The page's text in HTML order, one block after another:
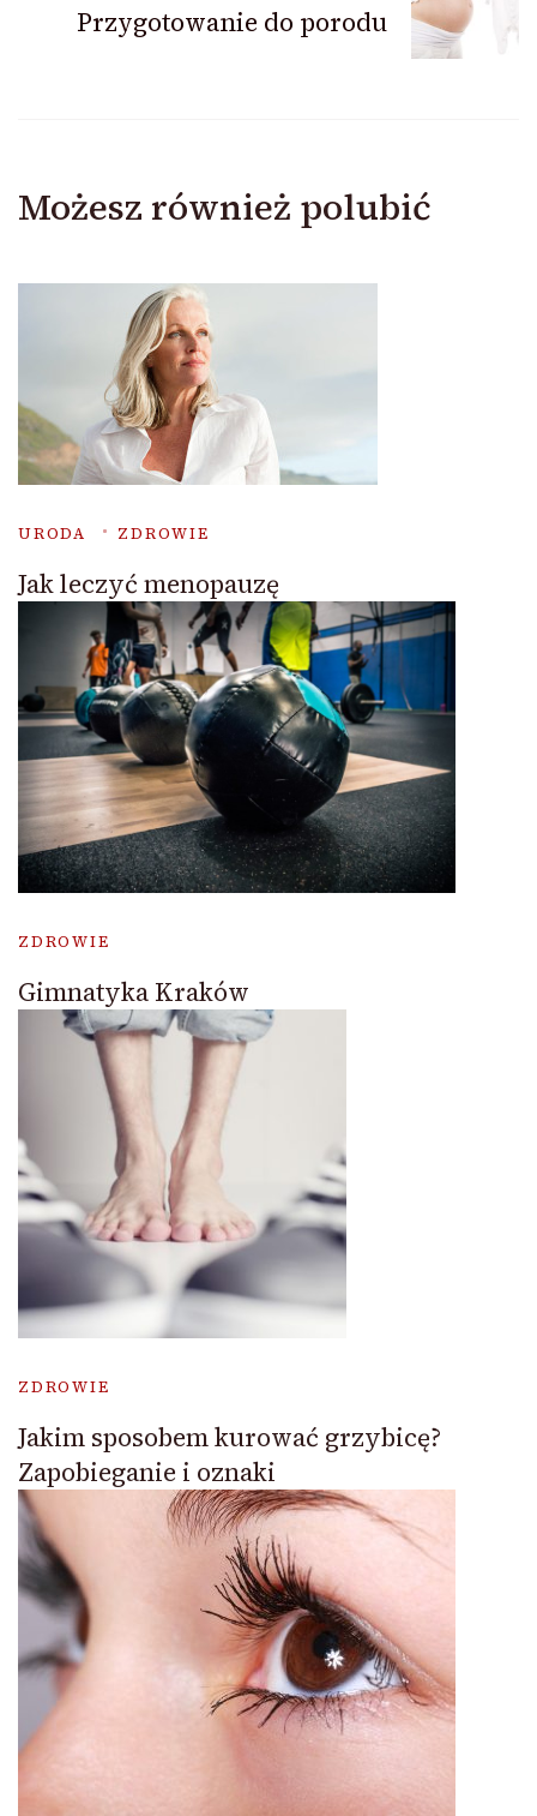
Przygotowanie do porodu
Możesz również polubić
URODA ZDROWIE
Jak leczyć menopauzę
ZDROWIE
Gimnatyka Kraków
ZDROWIE
Jakim sposobem kurować grzybicę?
Zapobieganie i oznaki